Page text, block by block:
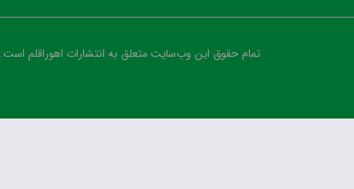
تمام حقوق این وب‌سایت متعلق به انتشارات اهوراقلم است.